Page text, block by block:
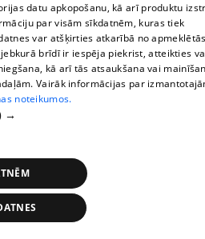
kas nosaka iepirkuma
datu apkopošanu, kā arī produktu
par visām sīkdatnēm, kuras tiek
var atšķirties atkarībā no
brīdī ir iespēja piekrist, atteikties
kā arī tās atsaukšana vai
Vairāk informācijas par
noteikumos.
→